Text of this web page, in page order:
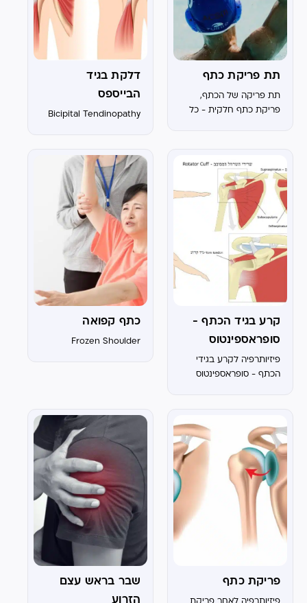
תת פריקת כתף
תת פריקה של הכתף,
פריקת כתף חלקית - כל
דלקת בגיד
הבייספס
Bicipital Tendinopathy
קרע בגיד הכתף -
סופראספינטוס
פיזיותרפיה לקרע בגידי
הכתף - סופראספינטוס
כתף קפואה
Frozen Shoulder
פריקת כתף
שבר בראש עצם
הזרוע